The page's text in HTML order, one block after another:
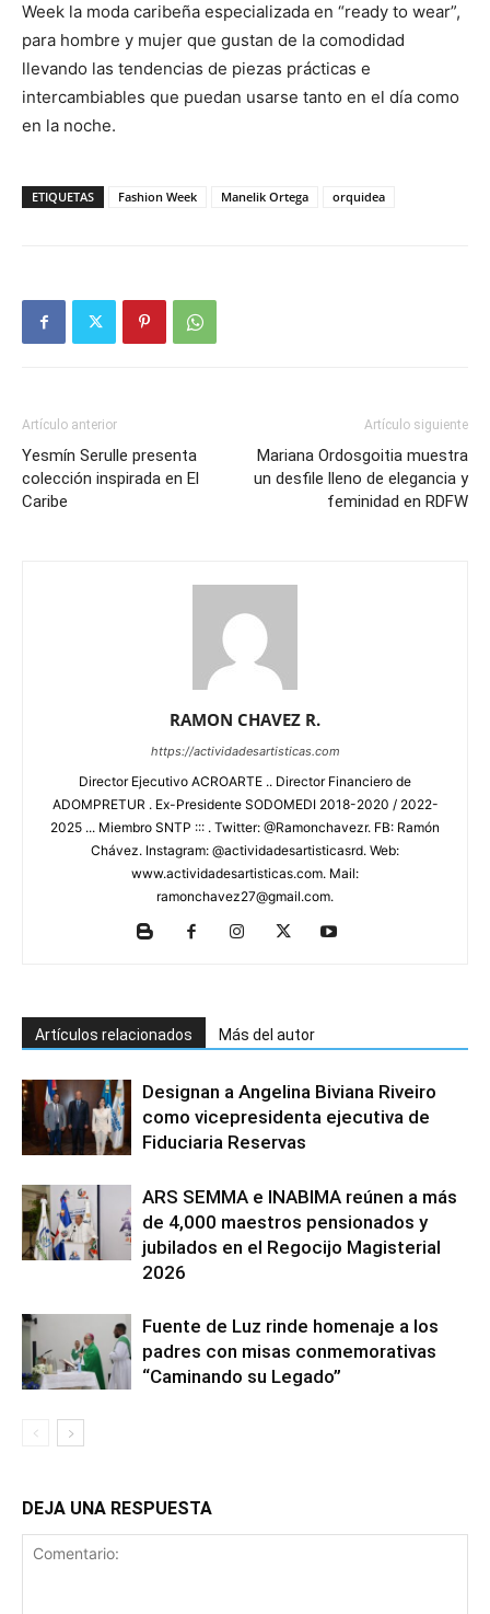
Week la moda caribeña especializada en “ready to wear”,
para hombre y mujer que gustan de la comodidad
llevando las tendencias de piezas prácticas e
intercambiables que puedan usarse tanto en el día como
en la noche.
ETIQUETAS Fashion Week Manelik Ortega orquidea
Artículo anterior
Yesmín Serulle presenta
colección inspirada en El
Caribe
Artículo siguiente
Mariana Ordosgoitia muestra
un desfile lleno de elegancia y
feminidad en RDFW
RAMON CHAVEZ R.
https://actividadesartisticas.com
Director Ejecutivo ACROARTE .. Director Financiero de
ADOMPRETUR . Ex-Presidente SODOMEDI 2018-2020 / 2022-
2025 ... Miembro SNTP ::: . Twitter: @Ramonchavezr. FB: Ramón
Chávez. Instagram: @actividadesartisticasrd. Web:
www.actividadesartisticas.com. Mail:
ramonchavez27@gmail.com.
Artículos relacionados Más del autor
Designan a Angelina Biviana Riveiro
como vicepresidenta ejecutiva de
Fiduciaria Reservas
ARS SEMMA e INABIMA reúnen a más
de 4,000 maestros pensionados y
jubilados en el Regocijo Magisterial
2026
Fuente de Luz rinde homenaje a los
padres con misas conmemorativas
“Caminando su Legado”
DEJA UNA RESPUESTA